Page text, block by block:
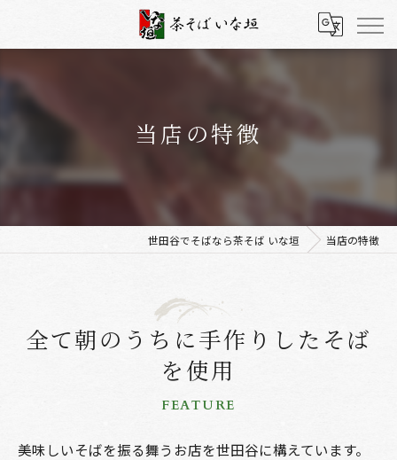
当店の特徴
世田谷でそばなら茶そば いな垣 当店の特徴
全て朝のうちに手作りしたそば
を使用
FEATURE
美味しいそばを振る舞うお店を世田谷に構えています。